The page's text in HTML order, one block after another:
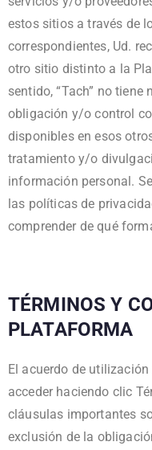
estos sitios a través de
correspondientes, Ud.
otro sitio distinto a la
sentido, “Tach” no
obligación y/o control
disponibles en esos
tratamiento y/o
información personal.
las políticas de
comprender de qué
TÉRMINOS Y
PLATAFORMA
El acuerdo de
acceder haciendo clic
cláusulas importantes
exclusión de la